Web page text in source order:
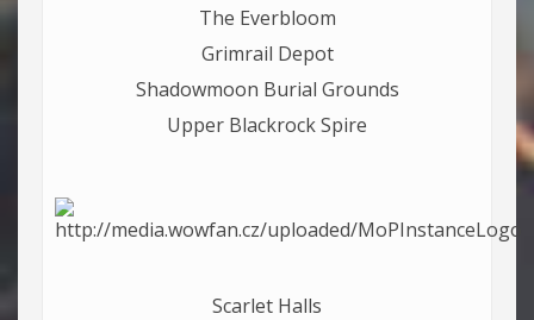
The Everbloom
Grimrail Depot
Shadowmoon Burial Grounds
Upper Blackrock Spire
Scarlet Halls